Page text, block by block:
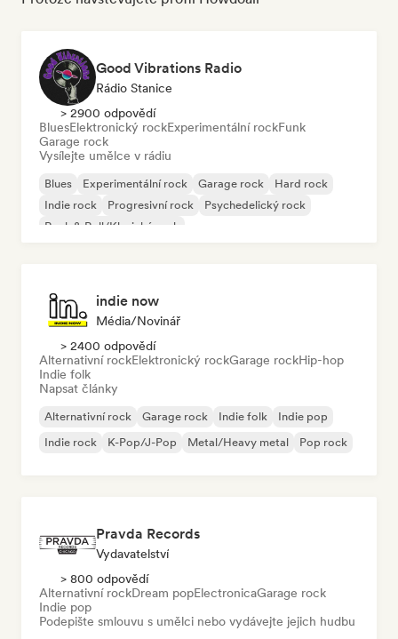
Good Vibrations Radio
Rádio Stanice
> 2900 odpovědí
BluesElektronický rockExperimentální rockFunk
Garage rock
Vysílejte umělce v rádiu
Blues Experimentální rock Garage rock
Hard rock
Indie rock
Progresivní rock
Psychedelický rock
Rock & Roll/Klasický rock
indie now
Média/novinář
> 2400 odpovědí
Alternativní rockElektronický rockGarage rockHip-hop
Indie folk
Napsat články
Alternativní rock Garage rock Indie folk
Indie pop
Indie rock
K-Pop/J-Pop Metal/Heavy metal Pop rock
Pravda Records
Vydavatelství
> 800 odpovědí
Alternativní rockDream popElectronicaGarage rock
Indie pop
Podepište smlouvu s umělci nebo vydávejte jejich hudbu